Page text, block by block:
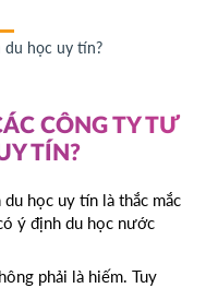
du học uy tín?
CÔNG TY TƯ
TÍN?
học uy tín là thắc mắc
ý định du học nước
phải là hiếm. Tuy